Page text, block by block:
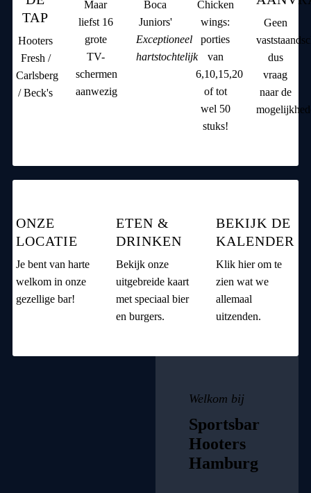
TAP
Hooters
Fresh /
Carlsberg
/ Beck's
Maar
liefst 16
grote
TV-
schermen
aanwezig
Boca
Juniors'
Exceptioneel
hartstochtelijk
Chicken
wings:
porties
van
6,10,15,20
of tot
wel 50
stuks!
Geen
dus
vraag
naar de
ONZE
LOCATIE
Je bent van harte
welkom in onze
gezellige bar!
ETEN &
DRINKEN
Bekijk onze
uitgebreide kaart
met speciaal bier
en burgers.
BEKIJK DE
KALENDER
Klik hier om te
zien wat we
allemaal
uitzenden.
Welkom bij
Sportsbar
Hooters
Hamburg